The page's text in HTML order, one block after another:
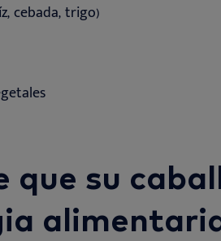
cebada, trigo)
que su